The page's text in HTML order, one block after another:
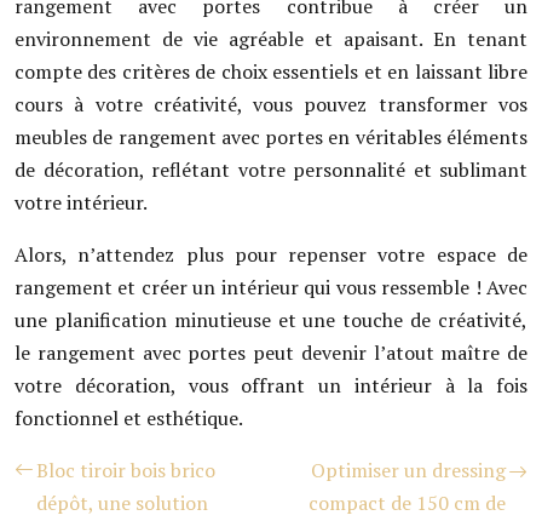
rangement avec portes contribue à créer un
environnement de vie agréable et apaisant. En tenant
compte des critères de choix essentiels et en laissant libre
cours à votre créativité, vous pouvez transformer vos
meubles de rangement avec portes en véritables éléments
de décoration, reflétant votre personnalité et sublimant
votre intérieur.
Alors, n’attendez plus pour repenser votre espace de
rangement et créer un intérieur qui vous ressemble ! Avec
une planification minutieuse et une touche de créativité,
le rangement avec portes peut devenir l’atout maître de
votre décoration, vous offrant un intérieur à la fois
fonctionnel et esthétique.
Bloc tiroir bois brico
dépôt, une solution
Optimiser un dressing
compact de 150 cm de